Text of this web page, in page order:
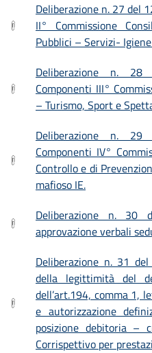
Deliberazione n. 27 del
II° Commissione
Pubblici – Servizi-
Deliberazione n.
Componenti III°
– Turismo, Sport e
Deliberazione n.
Componenti IV°
Controllo e di
mafioso IE.
Deliberazione n. 30
approvazione verbali
Deliberazione n. 31
della legittimità del
dell’art.194, comma 1,
e autorizzazione
posizione debitoria –
Corrispettivo per